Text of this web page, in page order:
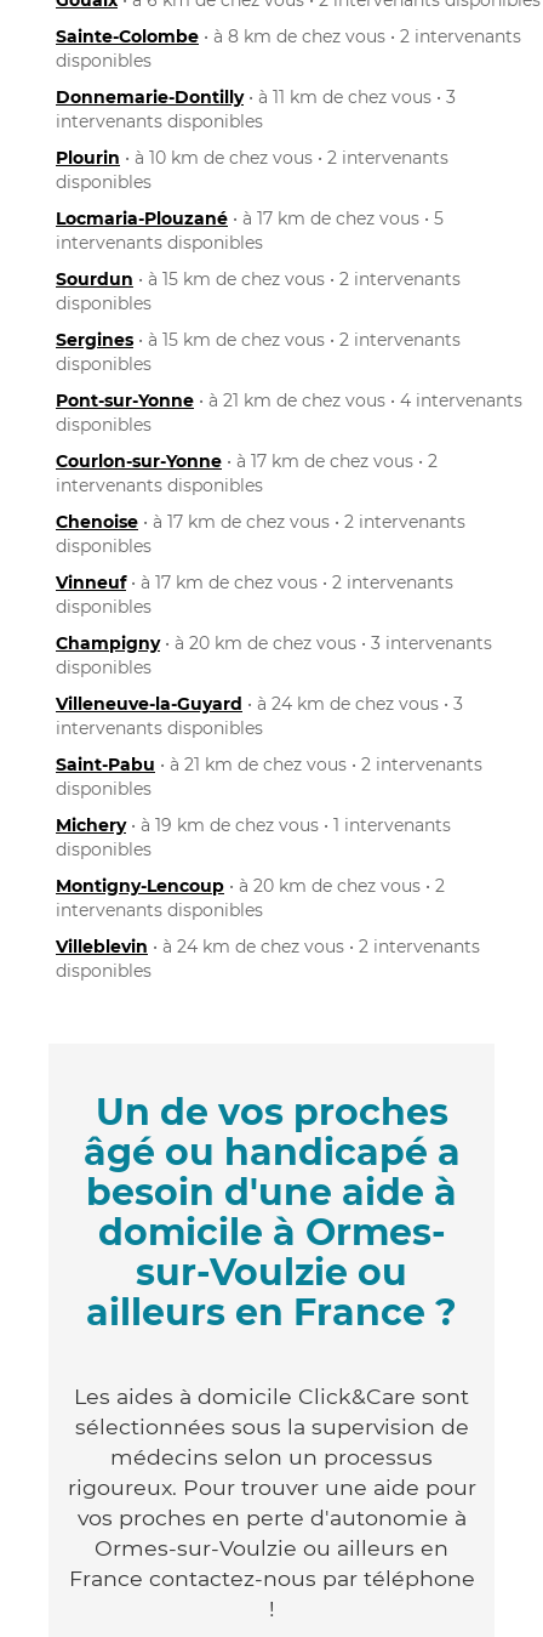
Sainte-Colombe • à 8 km de chez vous • 2 intervenants
disponibles
Donnemarie-Dontilly• à 11 km de chez vous • 3
intervenants disponibles
Plourin • à 10 km de chez vous • 2 intervenants
disponibles
Locmaria-Plouzané • à 17 km de chez vous • 5
intervenants disponibles
Sourdun • à 15 km de chez vous • 2 intervenants
disponibles
Sergines • à 15 km de chez vous • 2 intervenants
disponibles
Pont-sur-Yonne • à 21 km de chez vous • 4 intervenants
disponibles
Courlon-sur-Yonne • à 17 km de chez vous • 2
intervenants disponibles
Chenoise • à 17 km de chez vous • 2 intervenants
disponibles
Vinneuf• à 17 km de chez vous • 2 intervenants
disponibles
Champigny• à 20 km de chez vous • 3 intervenants
disponibles
Villeneuve-la-Guyard • à 24 km de chez vous • 3
intervenants disponibles
Saint-Pabu • à 21 km de chez vous • 2 intervenants
disponibles
Michery• à 19 km de chez vous • 1 intervenants
disponibles
Montigny-Lencoup • à 20 km de chez vous • 2
intervenants disponibles
Villeblevin • à 24 km de chez vous • 2 intervenants
disponibles
Un de vos proches
âgé ou handicapé a
besoin d'une aide à
domicile à Ormes-
sur-Voulzie ou
ailleurs en France ?
Les aides à domicile Click&Care sont
sélectionnées sous la supervision de
médecins selon un processus
rigoureux. Pour trouver une aide pour
vos proches en perte d'autonomie à
Ormes-sur-Voulzie ou ailleurs en
France contactez-nous par téléphone
!